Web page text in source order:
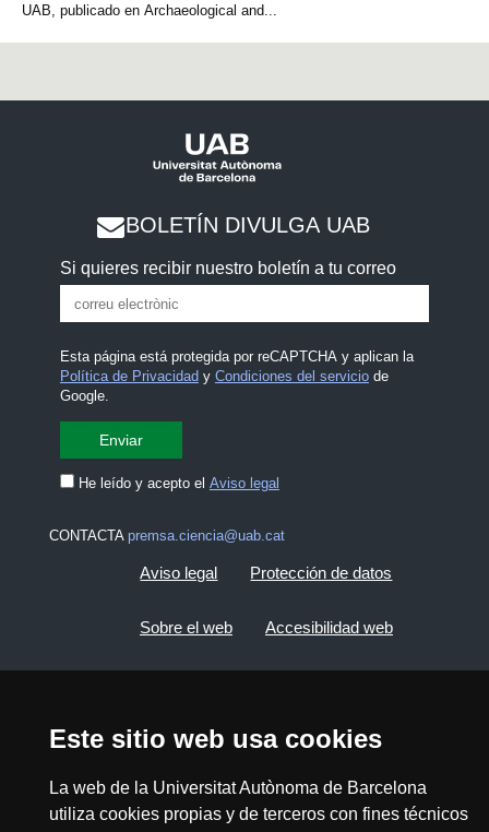
Este sitio web usa cookies
La web de la Universitat Autònoma de Barcelona
utiliza cookies propias y de terceros con fines técnicos
UAB, publicado en Archaeological and...
BOLETÍN DIVULGA UAB
Si quieres recibir nuestro boletín a tu correo
Esta página está protegida por reCAPTCHA y aplican la
Política de Privacidad y Condiciones del serviciode
Google.
He leído y acepto el Aviso legal
CONTACTA premsa.ciencia@uab.cat
Aviso legal Protección de datos
Sobre el web Accesibilidad web
2026 Divulga UAB - Commons Reconocimiento -
View low-bandwidth version